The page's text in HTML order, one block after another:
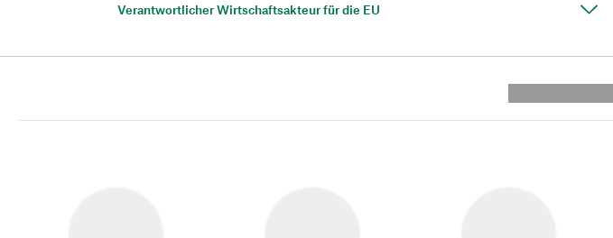
Verantwortlicher Wirtschaftsakteur für die EU